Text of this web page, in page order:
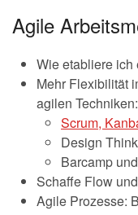
Agile
Wie etabliere ich
Mehr Flexibilität
agilen Techniken:
Scrum,
Design
Barcamp
Schaffe Flow
Agile Prozesse: